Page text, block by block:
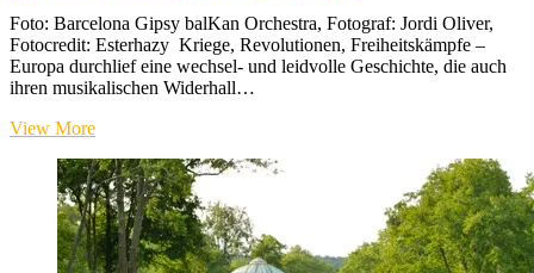
Foto: Barcelona Gipsy balKan Orchestra, Fotograf: Jordi Oliver,
Fotocredit: Esterhazy Kriege, Revolutionen, Freiheitskämpfe –
Europa durchlief eine wechsel- und leidvolle Geschichte, die auch
ihren musikalischen Widerhall…
View MoreEisenstadt
zu
„Herbstgold“
und
Kulinarik-
Festival